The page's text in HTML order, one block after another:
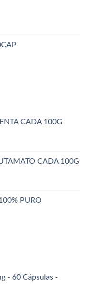
CADA 100G
CADA 100G
PURO
- 60 Cápsulas -